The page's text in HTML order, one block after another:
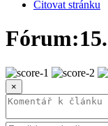
Citovat stránku
Fórum:
×